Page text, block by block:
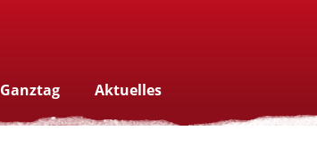
Ganztag Aktuelles